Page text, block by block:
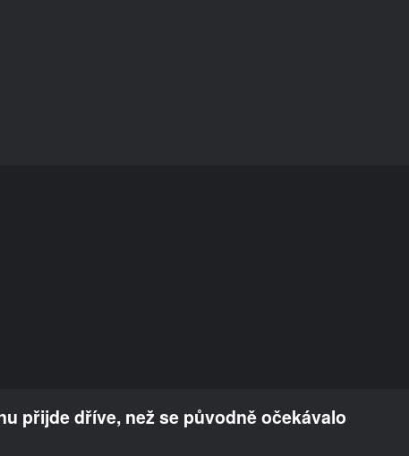
přijde dříve, než se původně očekávalo